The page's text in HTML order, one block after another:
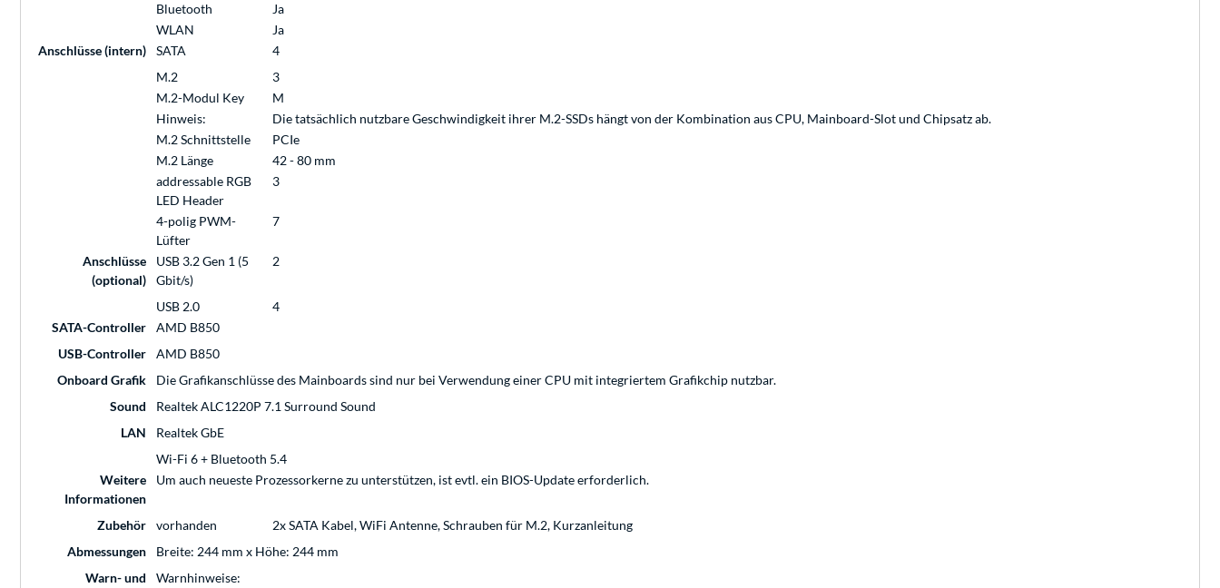
Bluetooth
Ja
WLAN
Ja
Anschlüsse (intern)
SATA
4
M.2
3
M.2-Modul Key
M
Hinweis:
Die tatsächlich nutzbare Geschwindigkeit ihrer M.2-SSDs hängt von der Kombination aus CPU, Mainboard-Slot und Chipsatz ab.
M.2 Schnittstelle
PCIe
M.2 Länge
42 - 80 mm
addressable RGB
LED Header
3
4-polig PWM-
Lüfter
7
Anschlüsse
(optional)
USB 3.2 Gen 1 (5
Gbit/s)
2
USB 2.0
4
SATA-Controller
AMD B850
USB-Controller
AMD B850
Onboard Grafik
Die Grafikanschlüsse des Mainboards sind nur bei Verwendung einer CPU mit integriertem Grafikchip nutzbar.
Sound
Realtek ALC1220P 7.1 Surround Sound
LAN
Realtek GbE
Wi-Fi 6 + Bluetooth 5.4
Weitere
Informationen
Um auch neueste Prozessorkerne zu unterstützen, ist evtl. ein BIOS-Update erforderlich.
Zubehör vorhanden
2x SATA Kabel, WiFi Antenne, Schrauben für M.2, Kurzanleitung
Abmessungen
Breite: 244 mm x Höhe: 244 mm
Warn- und
Warnhinweise: